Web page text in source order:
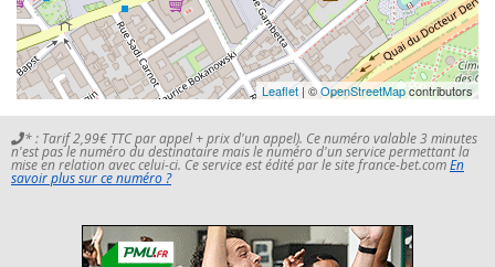
Leaflet | ©OpenStreetMapcontributors
* : Tarif 2,99€ TTC par appel + prix d'un appel). Ce numéro valable 3 minutes
n'est pas le numéro du destinataire mais le numéro d'un service permettant la
mise en relation avec celui-ci. Ce service est édité par le site france-bet.comEn
savoir plus sur ce numéro ?